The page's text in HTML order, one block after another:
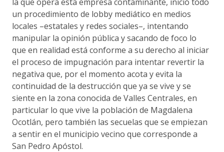
un procedimiento de lobby mediático en medios
locales –estatales y redes sociales–, intentando
manipular la opinión pública y sacando de foco lo
que en realidad está conforme a su derecho al iniciar
el proceso de impugnación para intentar revertir la
negativa que, por el momento acota y evita la
continuidad de la destrucción que ya se vive y se
siente en la zona conocida de Valles Centrales, en
particular lo que vive la población de Magdalena
Ocotlán, pero también las secuelas que se empiezan
a sentir en el municipio vecino que corresponde a
San Pedro Apóstol.